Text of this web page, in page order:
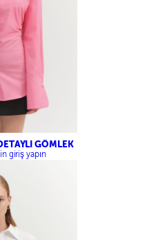
GÖMLEK
giriş yapın